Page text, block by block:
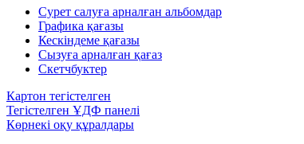
Сурет салуға арналған альбомдар
Графика қағазы
Кескіндеме қағазы
Сызуға арналған қағаз
Скетчбуктер
Картон тегістелген
Тегістелген ҰДФ панелі
Көрнекі оқу құралдары